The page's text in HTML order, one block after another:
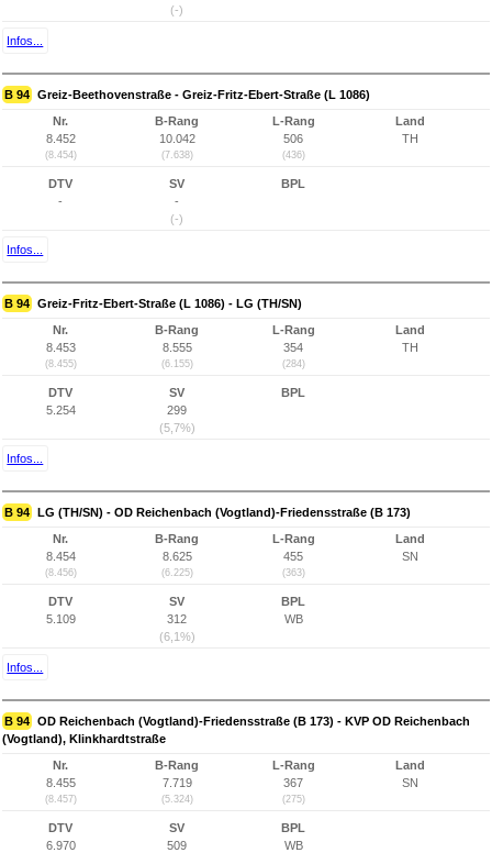
(-)
Infos...
B 94 Greiz-Beethovenstraße - Greiz-Fritz-Ebert-Straße (L 1086)
Nr.
8.452
(8.454)
B-Rang
10.042
(7.638)
L-Rang
506
(436)
Land
TH
DTV
-
SV
-
(-)
BPL
Infos...
B 94 Greiz-Fritz-Ebert-Straße (L 1086) - LG (TH/SN)
Nr.
8.453
(8.455)
B-Rang
8.555
(6.155)
L-Rang
354
(284)
Land
TH
DTV
5.254
SV
299
(5,7%)
BPL
Infos...
B 94 LG (TH/SN) - OD Reichenbach (Vogtland)-Friedensstraße (B 173)
Nr.
8.454
(8.456)
B-Rang
8.625
(6.225)
L-Rang
455
(363)
Land
SN
DTV
5.109
SV
312
(6,1%)
BPL
WB
Infos...
B 94 OD Reichenbach (Vogtland)-Friedensstraße (B 173) - KVP OD Reichenbach
(Vogtland), Klinkhardtstraße
Nr.
8.455
(8.457)
B-Rang
7.719
(5.324)
L-Rang
367
(275)
Land
SN
DTV
6.970
SV
509
BPL
WB